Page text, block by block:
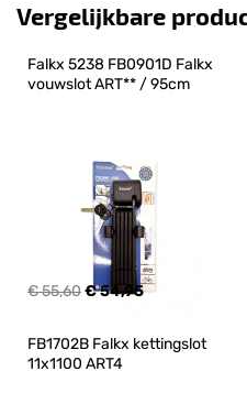
Vergelijkbare
Falkx 5238 FB0901D Falkx
vouwslot ART** / 95cm
€ 55,60€ 54,95
FB1702B Falkx kettingslot
11x1100 ART4